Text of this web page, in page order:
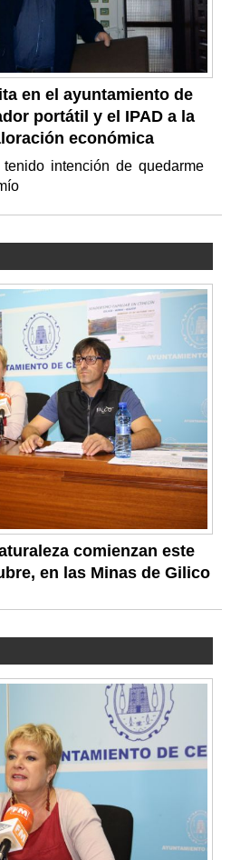
en el ayuntamiento de
portátil y el IPAD a la
económica
intención de quedarme
comienzan este
en las Minas de Gilico